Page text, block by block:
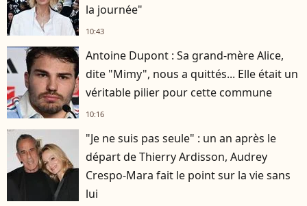
la journée"
10:43
Antoine Dupont : Sa grand-mère Alice,
dite "Mimy", nous a quittés... Elle était un
véritable pilier pour cette commune
10:16
"Je ne suis pas seule" : un an après le
départ de Thierry Ardisson, Audrey
Crespo-Mara fait le point sur la vie sans
lui